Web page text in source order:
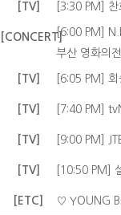
[TV] [3:30 PM]
[CONCERT][6:00 PM]
부산 영화의
[TV] [6:05 PM]
[TV] [7:40 PM]
[TV] [9:00 PM]
[TV] [10:50 PM]
[ETC] ♡ YOUNG